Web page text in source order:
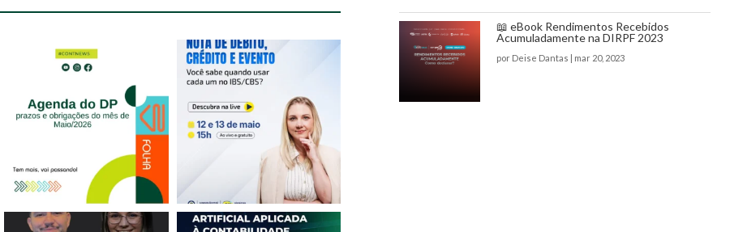
📖 eBook Rendimentos Recebidos
Acumuladamente na DIRPF 2023
por Deise Dantas | mar 20, 2023